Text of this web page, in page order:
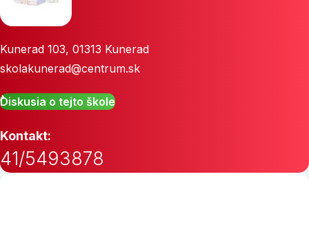
Kunerad 103, 01313 Kunerad
skolakunerad@centrum.sk
Diskusia o tejto škole
Kontakt:
41/5493878